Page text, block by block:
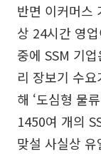
반면 이커머스
상 24시간 영
중에 SSM 기
리 장보기 수
해 ‘도심형 물
1450여 개의
맞설 사실상